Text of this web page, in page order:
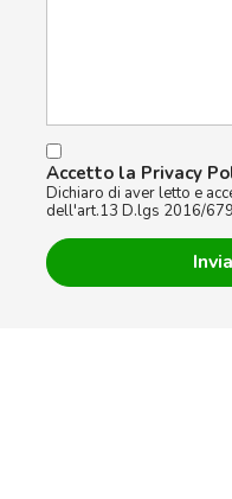
Accetto la Privacy
Dichiaro di aver letto e
dell'art.13 D.lgs 2016/